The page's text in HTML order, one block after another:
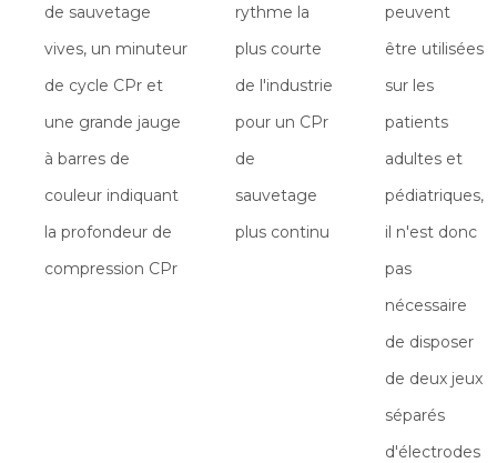
de sauvetage
vives, un minuteur
de cycle CPr et
une grande jauge
à barres de
couleur indiquant
la profondeur de
compression CPr
rythme la
plus courte
de l'industrie
pour un CPr
de
sauvetage
plus continu
peuvent
être utilisées
sur les
patients
adultes et
pédiatriques,
il n'est donc
pas
nécessaire
de disposer
de deux jeux
séparés
d'électrodes